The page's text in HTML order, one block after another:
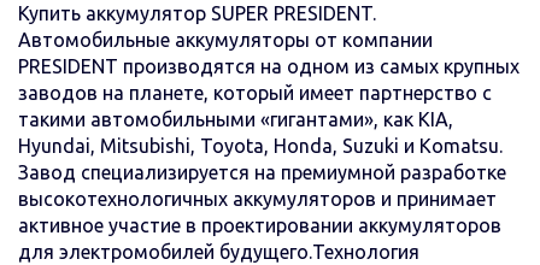
Купить аккумулятор SUPER PRESIDENT.
Автомобильные аккумуляторы от компании
PRESIDENT производятся на одном из самых крупных
заводов на планете, который имеет партнерство с
такими автомобильными «гигантами», как KIA,
Hyundai, Mitsubishi, Toyota, Honda, Suzuki и Komatsu.
Завод специализируется на премиумной разработке
высокотехнологичных аккумуляторов и принимает
активное участие в проектировании аккумуляторов
для электромобилей будущего.Технология